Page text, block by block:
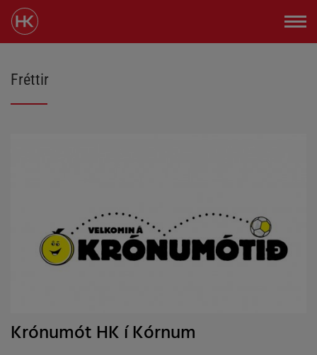
Fréttir
Krónumót HK í Kórnum